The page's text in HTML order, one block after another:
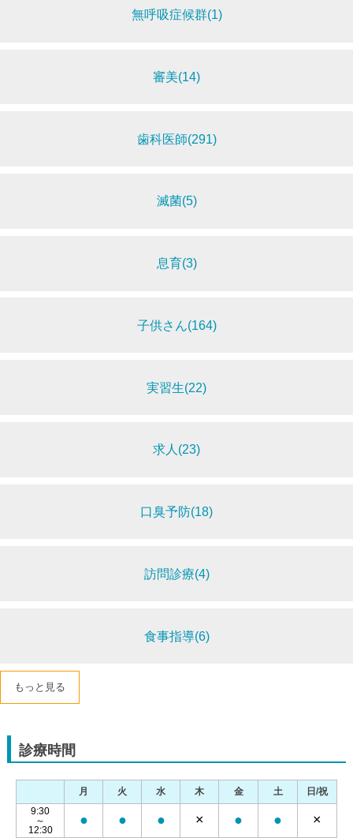
無呼吸症候群(1)
審美(14)
歯科医師(291)
滅菌(5)
息育(3)
子供さん(164)
実習生(22)
求人(23)
口臭予防(18)
訪問診療(4)
食事指導(6)
もっと見る
診療時間
月 火 水 木 金 土
日/祝
9:30
～
12:30
● ● ● × ● ● ×